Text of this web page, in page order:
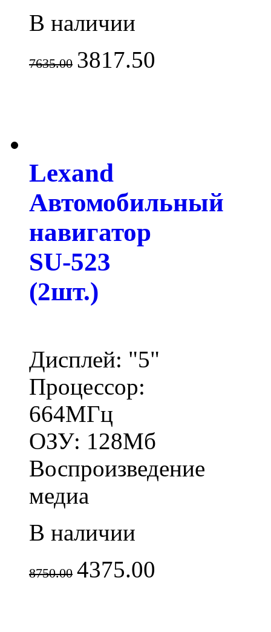
В наличии
7635.00 3817.50
Lexand
Автомобильный
навигатор
SU-523
(2шт.)
Дисплей: "5"
Процессор:
664МГц
ОЗУ: 128Мб
Воспроизведение
медиа
В наличии
8750.00 4375.00